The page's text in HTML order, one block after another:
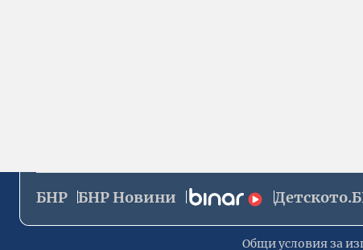
БНР БНР Новини
Общи условия за